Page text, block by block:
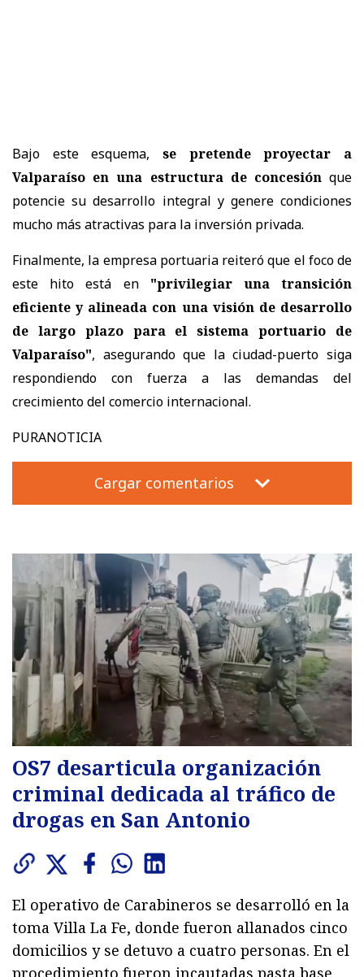
Bajo este esquema, se pretende proyectar a
Valparaíso en una estructura de concesiónque
potencie su desarrollo integral y genere condiciones
mucho más atractivas para la inversión privada.
Finalmente, la empresa portuaria reiteró que el foco de
este hito está en"privilegiar una transición
eficiente y alineada con una visión de desarrollo
de largo plazo para el sistema portuario de
Valparaíso", asegurando que la ciudad-puerto siga
respondiendo con fuerza a las demandas del
crecimiento del comercio internacional.
PURANOTICIA
Cargar comentarios
OS7 desarticula organización
criminal dedicada al tráfico de
drogas en San Antonio
El operativo de Carabineros se desarrolló en la
toma Villa La Fe, donde fueron allanados cinco
domicilios y se detuvo a cuatro personas. En el
procedimiento fueron incautadas pasta base